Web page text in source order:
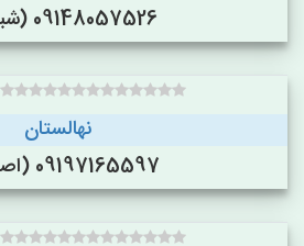
09148057526 (شبستر)
نهالستان
09197165597 (اصفهان)